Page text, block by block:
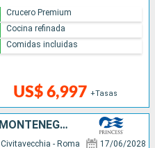
US$ 6,997 +Tasas
Crucero Premium
Cocina refinada
Comidas incluidas
ITALIA, FRANCIA, CROACIA, MONTENEGRO, GRECIA, TURQUÍA, CHIPRE
Civitavecchia - Roma 17/06/2028